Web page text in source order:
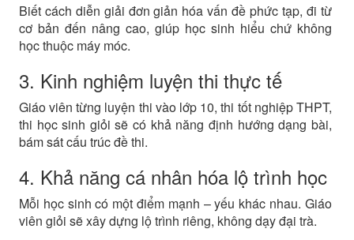
Biết cách diễn giải đơn giản hóa vấn đề phức tạp, đi từ
cơ bản đến nâng cao, giúp học sinh hiểu chứ không
học thuộc máy móc.
3. Kinh nghiệm luyện thi thực tế
Giáo viên từng luyện thi vào lớp 10, thi tốt nghiệp THPT,
thi học sinh giỏi sẽ có khả năng định hướng dạng bài,
bám sát cấu trúc đề thi.
4. Khả năng cá nhân hóa lộ trình học
Mỗi học sinh có một điểm mạnh – yếu khác nhau. Giáo
viên giỏi sẽ xây dựng lộ trình riêng, không dạy đại trà.